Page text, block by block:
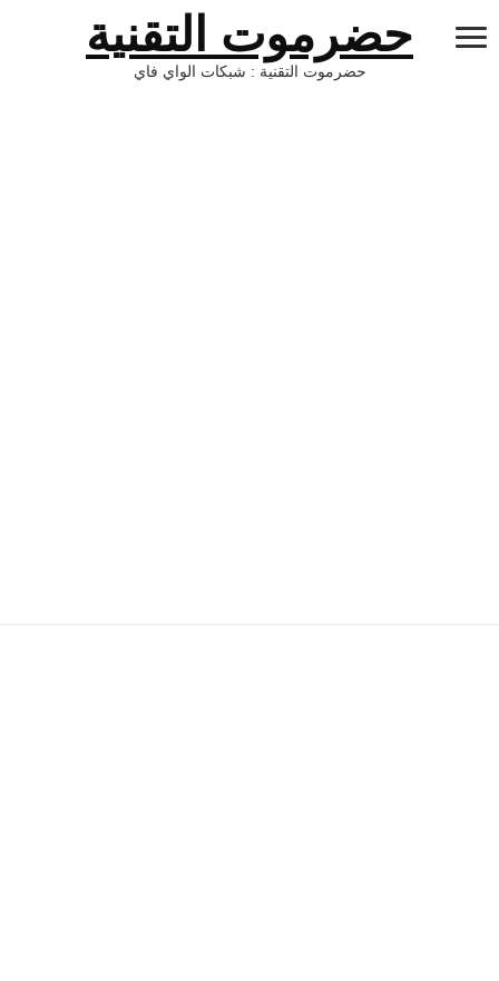
حضرموت التقنية
حضرموت التقنية : شبكات الواي فاي